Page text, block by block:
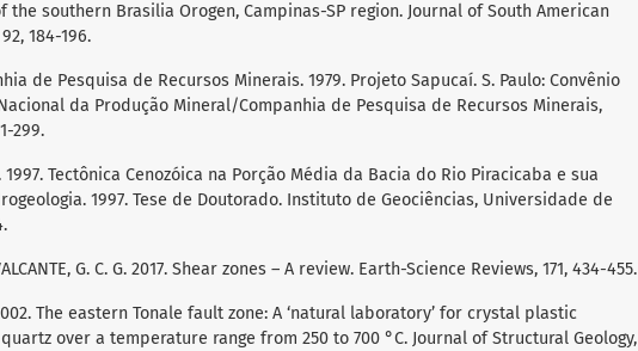
the southern Brasilia Orogen, Campinas-SP region. Journal of South American
184-196.
de Pesquisa de Recursos Minerais. 1979. Projeto Sapucaí. S. Paulo: Convênio
da Produção Mineral/Companhia de Pesquisa de Recursos Minerais,
299.
1997. Tectônica Cenozóica na Porção Média da Bacia do Rio Piracicaba e sua
1997. Tese de Doutorado. Instituto de Geociências, Universidade de
G. C. G. 2017. Shear zones – A review. Earth-Science Reviews, 171, 434-455.
The eastern Tonale fault zone: A ‘natural laboratory’ for crystal plastic
over a temperature range from 250 to 700 °C. Journal of Structural Geology,